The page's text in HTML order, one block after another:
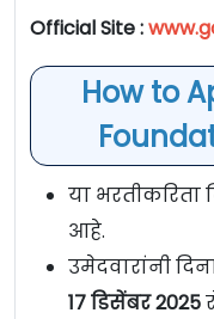
Official Site :
How to
या भरतीकरिता
आहे.
उमेदवारांनी
17डिसेंबर2025